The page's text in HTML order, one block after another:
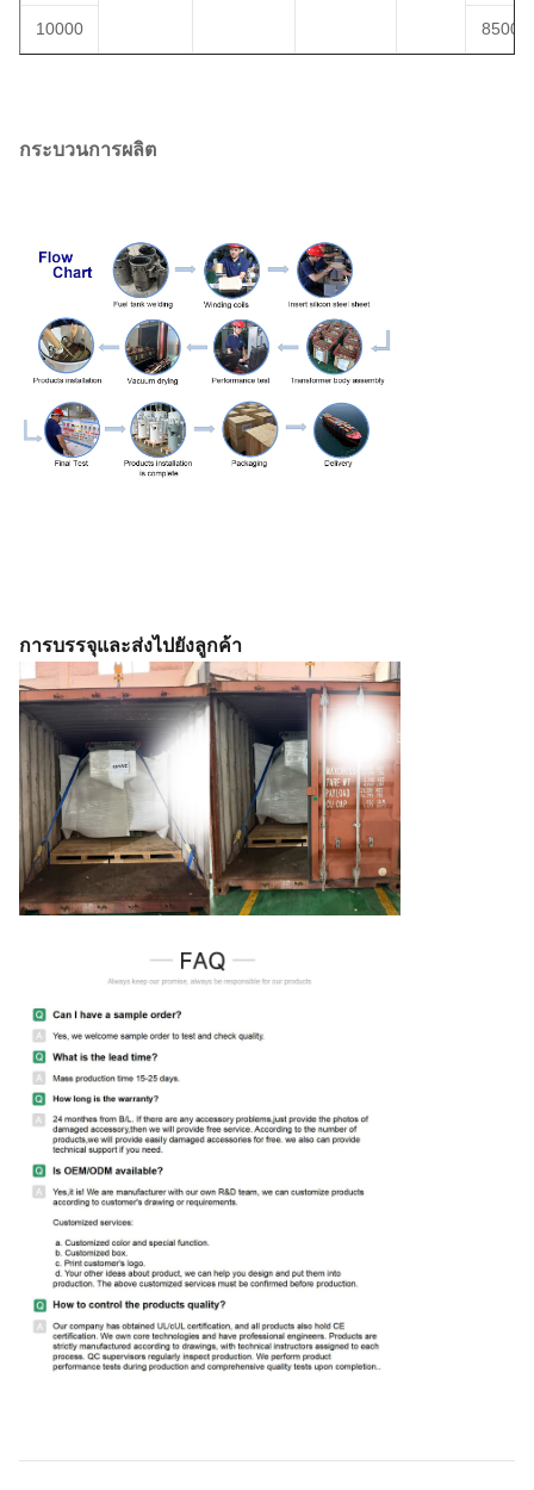
10000 8500
กระบวนการผลิต
การบรรจุและส่งไปยังลูกค้า